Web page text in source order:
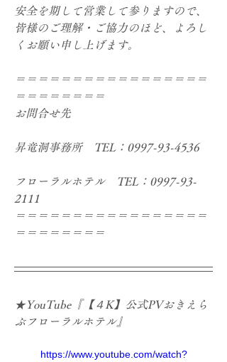
安全を期して営業して参りますので、
皆様のご理解・ご協力のほど、よろし
くお願い申し上げます。
＝＝＝＝＝＝＝＝＝＝＝＝＝＝＝＝＝
＝＝＝＝＝＝＝＝
お問合せ先
昇竜洞事務所　TEL：0997-93-4536
フローラルホテル　TEL：0997-93-
2111
＝＝＝＝＝＝＝＝＝＝＝＝＝＝＝＝＝
＝＝＝＝＝＝＝＝
★YouTube『【４K】公式PVおきえら
https://www.youtube.com/watch?